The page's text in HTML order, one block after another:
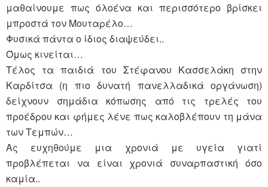
μαθαίνουμε πως όλοένα και περισσότερο βρίσκει
μπροστά τον Μουταρέλο…
Φυσικά πάντα ο ίδιος διαψεύδει..
Όμως κινείται…
Τέλος τα παιδιά του Στέφανου Κασσελάκη στην
Καρδίτσα (η πιο δυνατή πανελλαδικά οργάνωση)
δείχνουν σημάδια κόπωσης από τις τρελές του
προέδρου και φήμες λένε πως καλοβλέπουν τη μάνα
των Τεμπών…
Ας ευχηθούμε μια χρονιά με υγεία γιατί
προβλέπεται να είναι χρονιά συναρπαστική όσο
καμία..